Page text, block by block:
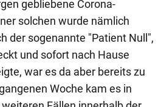
gebliebene Corona-
solchen wurde nämlich
der sogenannte "Patient Null",
und sofort nach Hause
war es da aber bereits zu
Woche kam es in